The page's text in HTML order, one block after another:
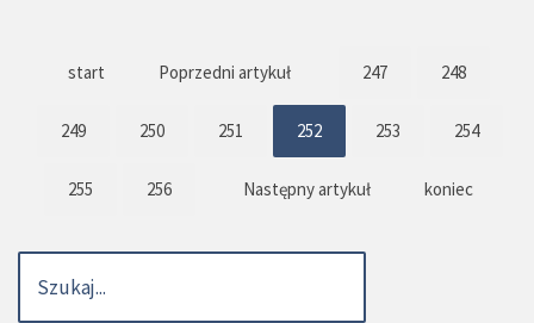
start Poprzedni artykuł 247 248
249 250 251 252 253 254
255 256 Następny artykuł koniec